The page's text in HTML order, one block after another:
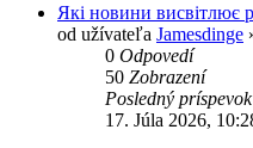
Які новини висвітлює
od užívateľa Jamesdinge
0 Odpovedí
50 Zobrazení
Posledný príspevok
17. Júla 2026,